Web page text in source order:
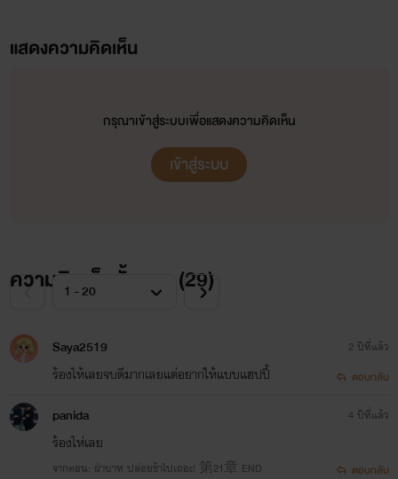
แสดงความคิดเห็น
กรุณาเข้าสู่ระบบเพื่อแสดงความคิดเห็น
เข้าสู่ระบบ
ความคิดเห็นทั้งหมด (29)
Saya2519
ร้องไห้เลยจบดีมากเลยแต่อยากให้แบบแฮปปี้
2 ปีที่แล้ว
ตอบกลับ
panida
ร้องไห่เลย
จากตอน: ฝ่าบาท ปล่อยข้าไปเถอะ! 第21章 END
4 ปีที่แล้ว
ตอบกลับ